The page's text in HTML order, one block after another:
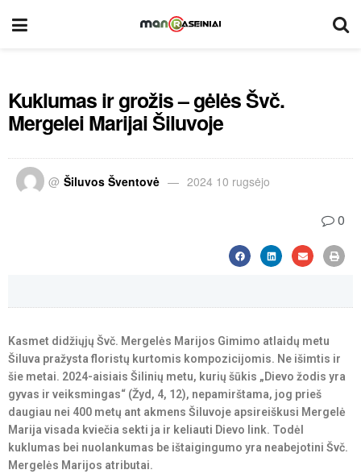
Kuklumas ir grožis – gėlės Švč.
Mergelei Marijai Šiluvoje
@ Šiluvos Šventovė 2024 10 rugsėjo
0
Kasmet didžiųjų Švč. Mergelės Marijos Gimimo atlaidų metu
Šiluva pražysta floristų kurtomis kompozicijomis. Ne išimtis ir
šie metai. 2024-aisiais Šilinių metu, kurių šūkis „Dievo žodis yra
gyvas ir veiksmingas“ (Žyd, 4, 12), nepamirštama, jog prieš
daugiau nei 400 metų ant akmens Šiluvoje apsireiškusi Mergelė
Marija visada kviečia sekti ja ir keliauti Dievo link. Todėl
kuklumas bei nuolankumas be ištaigingumo yra neabejotini Švč.
Mergelės Marijos atributai.